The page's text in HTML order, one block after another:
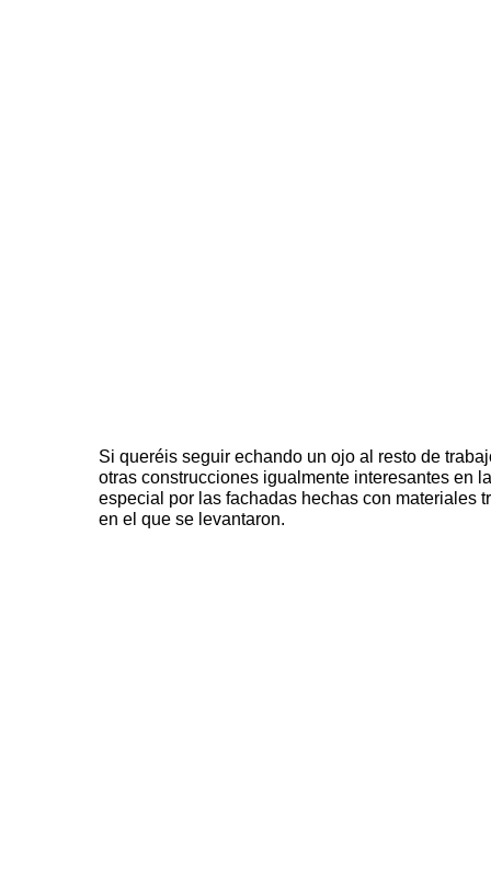
Si queréis seguir echando un ojo al resto de
otras construcciones igualmente interesantes en
especial por las fachadas hechas con materiales
en el que se levantaron.